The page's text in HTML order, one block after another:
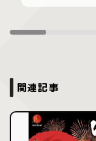
関連記事